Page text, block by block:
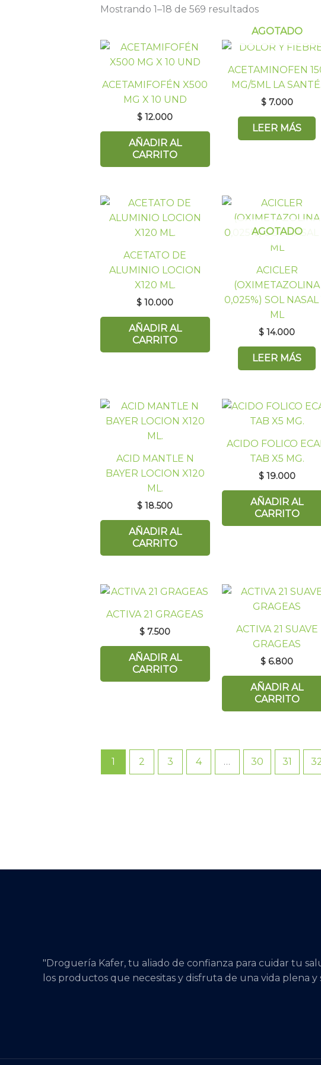
Mostrando 1–18 de 569 resultados
ACETAMIFOFÉN X500
MG X 10 UND
$ 12.000
AÑADIR AL
CARRITO
AGOTADO
ACETAMINOFEN
MG/5ML LA SANTÉ.
$7.000
LEER MÁS
ACETATO DE
ALUMINIO LOCION
X120 ML.
$ 10.000
AÑADIR AL
CARRITO
AGOTADO
ACICLER
(OXIMETAZOLINA
0,025%) SOL NASAL
ML
$ 14.000
LEER MÁS
ACID MANTLE N
BAYER LOCION X120
ML.
$ 18.500
AÑADIR AL
CARRITO
ACIDO FOLICO
TAB X5 MG.
$19.000
AÑADIR AL
CARRITO
ACTIVA 21 GRAGEAS
$ 7.500
AÑADIR AL
CARRITO
ACTIVA 21 SUAVE
GRAGEAS
$ 6.800
AÑADIR AL
CARRITO
1 2 3 4 … 30 31
"Droguería Kafer, tu aliado de confianza para cuidar tu
los productos que necesitas y disfruta de una vida plena y